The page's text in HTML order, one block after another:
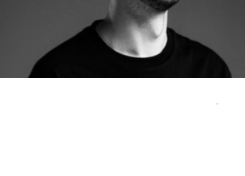
Après 4 ans chez Lola, Dany